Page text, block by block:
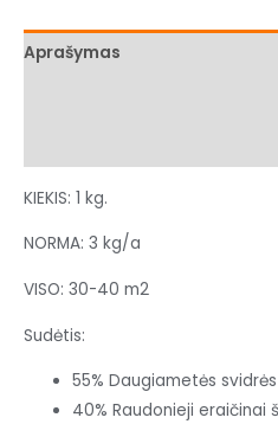
Aprašymas
KIEKIS: 1 kg.
NORMA: 3 kg/a
VISO: 30-40 m2
Sudėtis:
55% Daugiametės svidrės
40% Raudonieji eraičinai